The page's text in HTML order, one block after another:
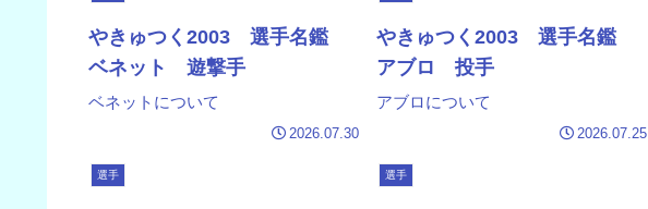
やきゅつく2003 選手名鑑
ベネット 遊撃手
ベネットについて
2026.07.30
やきゅつく2003 選手名鑑
アブロ 投手
アブロについて
2026.07.25
選手 選手